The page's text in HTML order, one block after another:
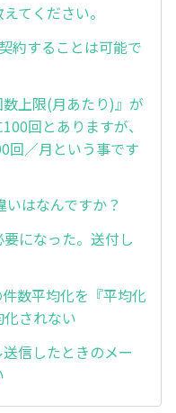
てください。
約することは可能で
上限(月あたり)』が
回とありますが、
回／月という事です
はなんですか？
になった。送付し
数平均化を『平均化
されない
信したときのメー